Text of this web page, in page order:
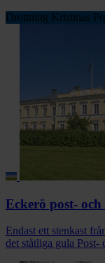
Drottning Kristinas
Eckerö post-
Endast ett stenkast
det ståtliga gula Post-